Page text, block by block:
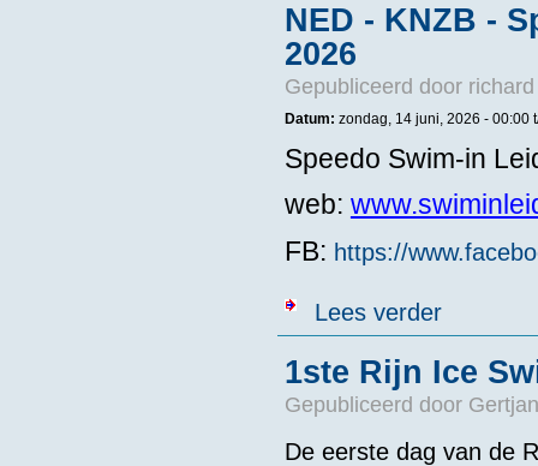
NED - KNZB -
2026
Gepubliceerd door
Datum: zondag, 14 juni, 2026 - 00:00
Speedo Swim-in
web:
FB: https://
Lees verderover NED -
1ste Rijn Ice
Gepubliceerd door
De eerste dag van de